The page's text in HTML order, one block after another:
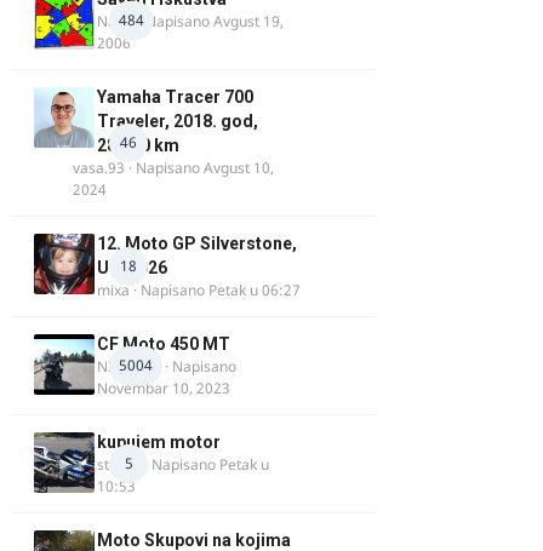
484
Najzli· NapisanoAvgust 19,
2006
46
Yamaha Tracer 700
Traveler, 2018. god,
28.100 km
vasa.93 · NapisanoAvgust 10,
2024
18
12. Moto GP Silverstone,
UK, 2026
mixa · Napisano Petak u 06:27
5004
CF Moto 450 MT
NIKOLA 1
· Napisano
Novembar 10, 2023
5
kupujem motor
strugo · Napisano Petak u
10:53
Moto Skupovi na kojima